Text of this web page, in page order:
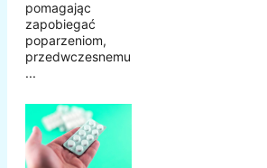
pomagając
zapobiegać
poparzeniom,
przedwczesnemu
...